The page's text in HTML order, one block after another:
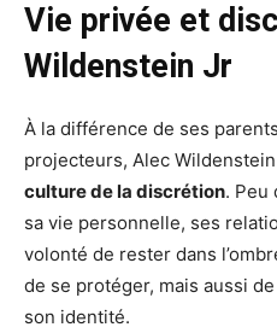
Vie privée et
Wildenstein Jr
À la différence de ses
projecteurs, Alec
culture de la discrétion. Peu
sa vie personnelle, ses
volonté de rester dans
de se protéger, mais aussi
son identité.